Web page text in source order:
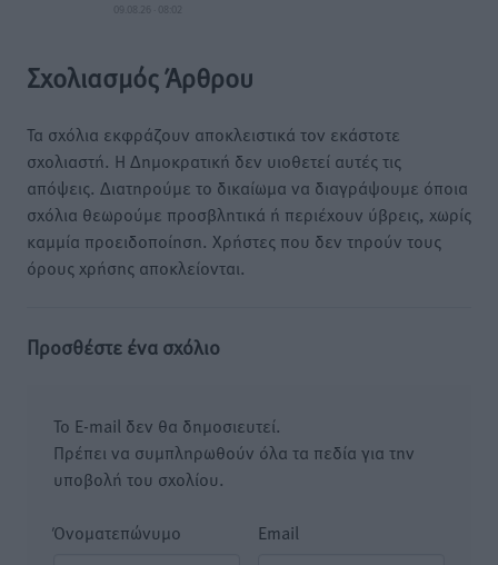
09.08.26 · 08:02
Σχολιασμός Άρθρου
Τα σχόλια εκφράζουν αποκλειστικά τον εκάστοτε
σχολιαστή. Η Δημοκρατική δεν υιοθετεί αυτές τις
απόψεις. Διατηρούμε το δικαίωμα να διαγράψουμε όποια
σχόλια θεωρούμε προσβλητικά ή περιέχουν ύβρεις, χωρίς
καμμία προειδοποίηση. Χρήστες που δεν τηρούν τους
όρους χρήσης αποκλείονται.
Προσθέστε ένα σχόλιο
Το E-mail δεν θα δημοσιευτεί.
Πρέπει να συμπληρωθούν όλα τα πεδία για την
υποβολή του σχολίου.
Όνοματεπώνυμο Email